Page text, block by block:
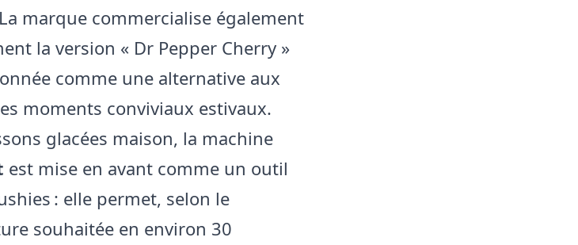
marque commercialise également
la version « Dr Pepper Cherry »
comme une alternative aux
moments conviviaux estivaux.
glacées maison, la machine
est mise en avant comme un outil
: elle permet, selon le
souhaitée en environ 30